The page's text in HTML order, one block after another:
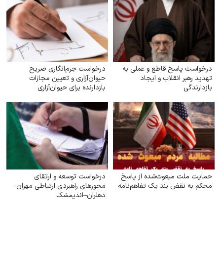
درخواست پاسخ قاطع و عملی به
تهدید رهبر انقلاب و ایجاد
بازدارندگی
درخواست جرم‌انگاری صریح
حیوان‌آزاری و تعیین مجازات
بازدارنده برای حیوان‌آزاری
حمایت ملت مبعوث‌شده از پاسخ
محکم به نقض بند یک تفاهم‌نامه
درخواست توسعه و ارتقای
محورهای راهبردی ارتباطی مهران–
دهلران–اندیمشک